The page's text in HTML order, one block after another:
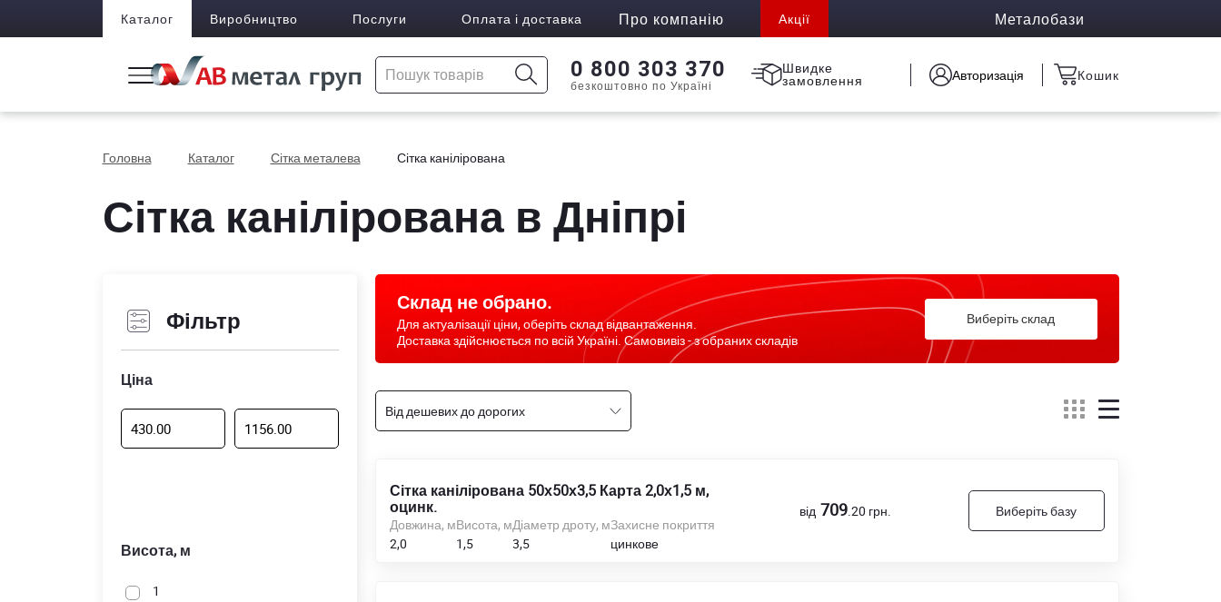
Каталог Виробництво Послуги Оплата і доставка Про компанію Акції Металобази
0 800 303 370
безкоштовно по Україні
Швидке
замовлення Авторизація Кошик
Головна Каталог Сітка металева Сітка канілірована
Сітка канілірована в Дніпрі
Фільтр
Ціна
Висота, м
1
Склад не обрано.
Для актуалізації ціни, оберіть склад відвантаження.
Доставка здійснюється по всій Україні. Самовивіз - з обраних складів
Виберіть склад
Від дешевих до дорогих
Сітка канілірована 50х50х3,5 Карта 2,0х1,5 м,
оцинк.
Довжина, м
2,0
Висота, м
1,5
Діаметр дроту, м
3,5
Захисне покриття
цинкове
від 709.20 грн. Виберіть базу